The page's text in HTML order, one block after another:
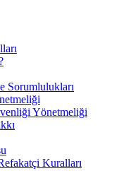
Sorumlulukları
Yönetmeliği
Kuralları